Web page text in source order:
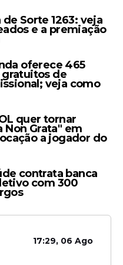
são presos e
por
com
de motos em
com
Pernambuco
Sorte 1263: veja
e a premiação
oferece 465
gratuitos de
veja como
quer tornar
Non Grata" em
a jogador do
contrata banca
com 300
17:29, 06 Ago